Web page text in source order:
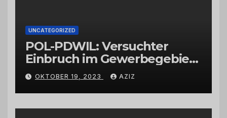
UNCATEGORIZED
POL-PDWIL: Versuchter
Einbruch im Gewerbegebiet
Wittlich
OKTOBER 19, 2023 AZIZ